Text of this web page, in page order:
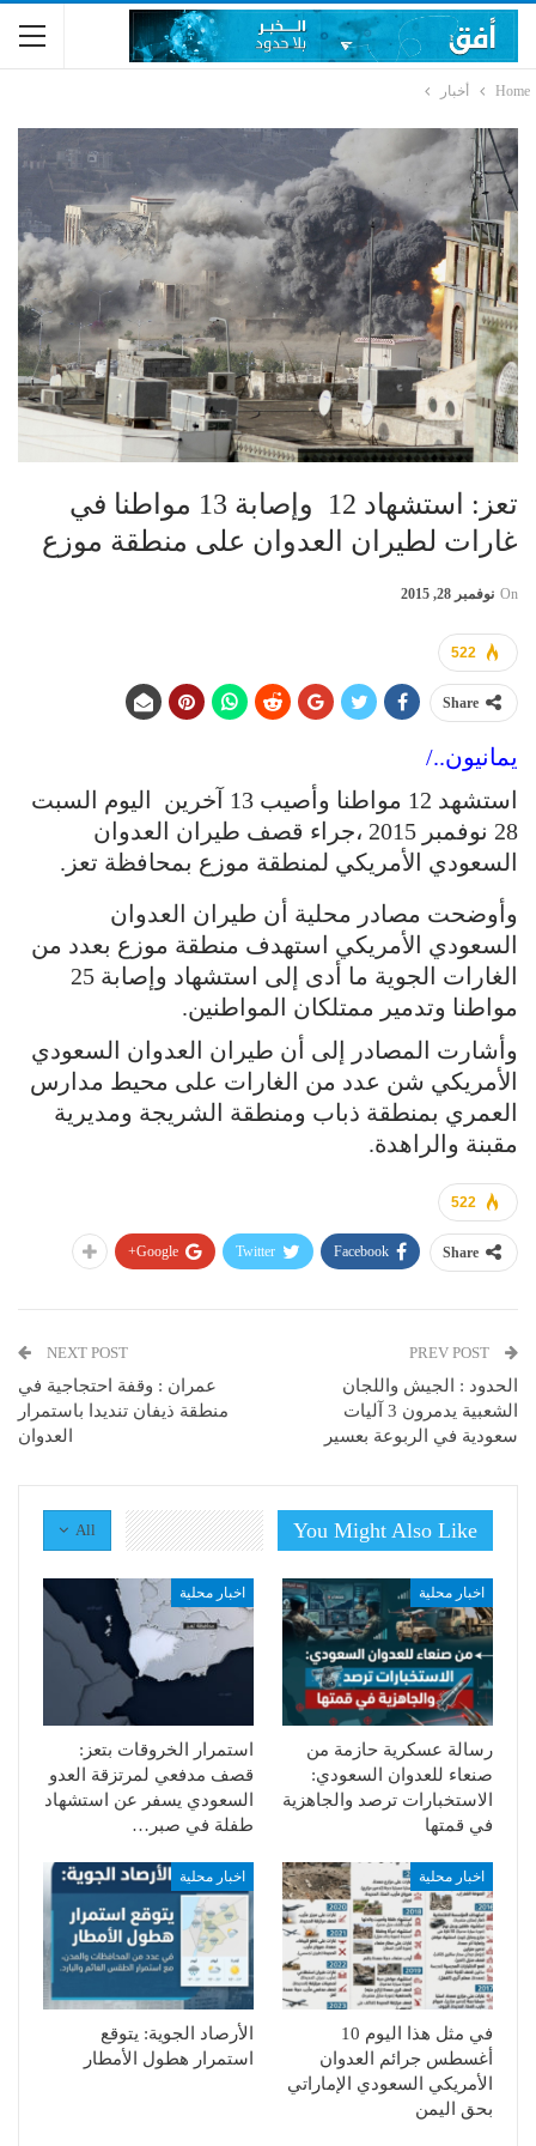
Home أخبار
تعز: استشهاد 12 وإصابة 13 مواطنا في
غارات لطيران العدوان على منطقة موزع
On نوفمبر 28, 2015
522
Share
يمانيون../
استشهد 12 مواطنا وأصيب 13 آخرين اليوم السبت
28 نوفمبر 2015 ،جراء قصف طيران العدوان
السعودي الأمريكي لمنطقة موزع بمحافظة تعز.
وأوضحت مصادر محلية أن طيران العدوان
السعودي الأمريكي استهدف منطقة موزع بعدد من
الغارات الجوية ما أدى إلى استشهاد وإصابة 25
مواطنا وتدمير ممتلكان المواطنين.
وأشارت المصادر إلى أن طيران العدوان السعودي
الأمريكي شن عدد من الغارات على محيط مدارس
العمري بمنطقة ذباب ومنطقة الشريجة ومديرية
مقبنة والراهدة.
522
Share
Facebook
Twitter
Google+
الحدود : الجيش واللجان
الشعبية يدمرون 3 آليات
سعودية في الربوعة بعسير
NEXT POST
عمران : وقفة احتجاجية في
منطقة ذيفان تنديدا باستمرار
العدوان
All You Might Also Like
اخبار محلية
رسالة عسكرية حازمة من
صنعاء للعدوان السعودي:
الاستخبارات ترصد والجاهزية
في قمتها
اخبار محلية
استمرار الخروقات بتعز:
قصف مدفعي لمرتزقة العدو
السعودي يسفر عن استشهاد
طفلة في صبر…
اخبار محلية
في مثل هذا اليوم 10
أغسطس جرائم العدوان
الأمريكي السعودي الإماراتي
بحق اليمن
اخبار محلية
الأرصاد الجوية: يتوقع
استمرار هطول الأمطار